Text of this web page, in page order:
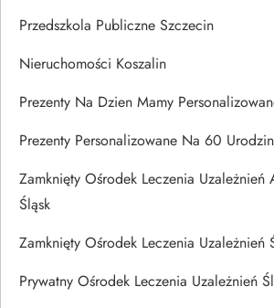
Przedszkola Publiczne Szczecin
Nieruchomości Koszalin
Prezenty Na Dzien Mamy
Prezenty Personalizowane Na 60
Zamknięty Ośrodek Leczenia Uzależnień
Śląsk
Zamknięty Ośrodek Leczenia Uzależnień
Prywatny Ośrodek Leczenia Uzależnień